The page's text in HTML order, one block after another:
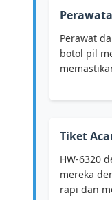
Perawat
botol pil
Tiket
HW-6320
mereka
rapi dan